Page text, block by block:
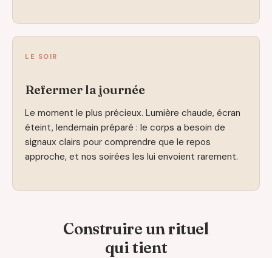
LE SOIR
Refermer la journée
Le moment le plus précieux. Lumière chaude, écran
éteint, lendemain préparé : le corps a besoin de
signaux clairs pour comprendre que le repos
approche, et nos soirées les lui envoient rarement.
Construire un rituel
qui tient